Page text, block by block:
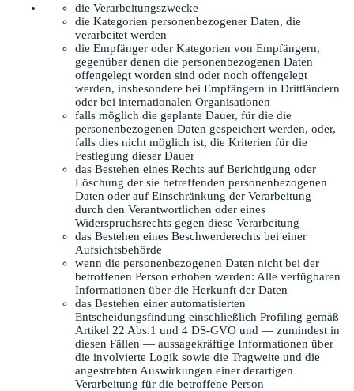
die Verarbeitungszwecke
die Kategorien personenbezogener Daten, die
verarbeitet werden
die Empfänger oder Kategorien von Empfängern,
gegenüber denen die personenbezogenen Daten
offengelegt worden sind oder noch offengelegt
werden, insbesondere bei Empfängern in Drittländern
oder bei internationalen Organisationen
falls möglich die geplante Dauer, für die die
personenbezogenen Daten gespeichert werden, oder,
falls dies nicht möglich ist, die Kriterien für die
Festlegung dieser Dauer
das Bestehen eines Rechts auf Berichtigung oder
Löschung der sie betreffenden personenbezogenen
Daten oder auf Einschränkung der Verarbeitung
durch den Verantwortlichen oder eines
Widerspruchsrechts gegen diese Verarbeitung
das Bestehen eines Beschwerderechts bei einer
Aufsichtsbehörde
wenn die personenbezogenen Daten nicht bei der
betroffenen Person erhoben werden: Alle verfügbaren
Informationen über die Herkunft der Daten
das Bestehen einer automatisierten
Entscheidungsfindung einschließlich Profiling gemäß
Artikel 22 Abs.1 und 4 DS-GVO und — zumindest in
diesen Fällen — aussagekräftige Informationen über
die involvierte Logik sowie die Tragweite und die
angestrebten Auswirkungen einer derartigen
Verarbeitung für die betroffene Person